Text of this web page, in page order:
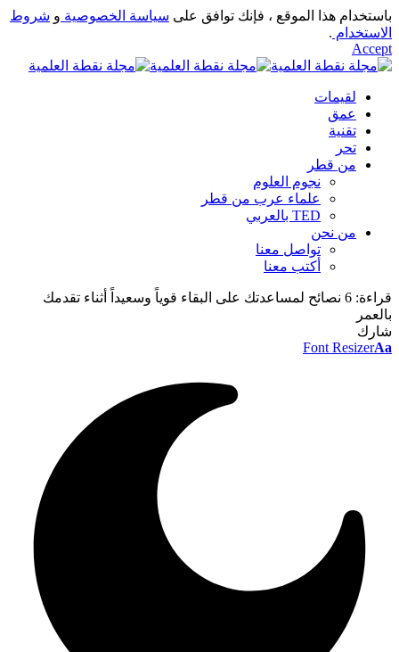
باستخدام هذا الموقع ، فإنك توافق على سياسة الخصوصية و شروط
الاستخدام .
Accept
لقيمات
عمق
تقنية
تحر
من قطر
نجوم العلوم
علماء عرب من قطر
TED بالعربي
من نحن
تواصل معنا
أكتب معنا
قراءة:
6 نصائح لمساعدتك على البقاء قوياً وسعيداً أثناء تقدمك
بالعمر
شارك
Font ResizerAa